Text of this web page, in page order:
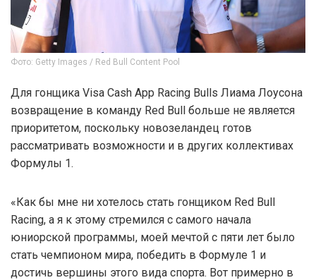
Фото: Getty Images / Red Bull Content Pool
Для гонщика Visa Cash App Racing Bulls Лиама Лоусона
возвращение в команду Red Bull больше не является
приоритетом, поскольку новозеландец готов
рассматривать возможности и в других коллективах
Формулы 1.
«Как бы мне ни хотелось стать гонщиком Red Bull
Racing, а я к этому стремился с самого начала
юниорской программы, моей мечтой с пяти лет было
стать чемпионом мира, победить в Формуле 1 и
достичь вершины этого вида спорта. Вот примерно в